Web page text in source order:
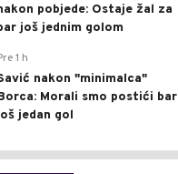
pobjede: Ostaje žal za
još jednim golom
1 h
nakon "minimalca"
Morali smo postići bar
jedan gol